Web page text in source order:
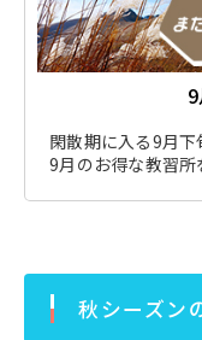
閑散期に入る9月下
9月のお得な教習所
秋シーズン